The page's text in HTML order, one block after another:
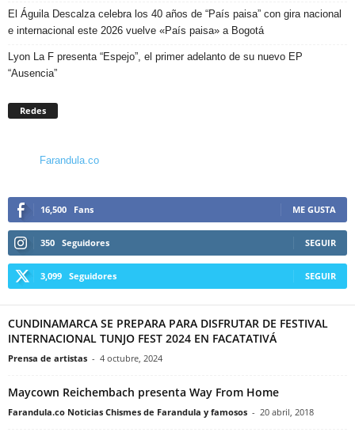
El Águila Descalza celebra los 40 años de “País paisa” con gira nacional
e internacional este 2026 vuelve «País paisa» a Bogotá
Lyon La F presenta “Espejo”, el primer adelanto de su nuevo EP
“Ausencia”
Redes
Farandula.co
16,500 Fans ME GUSTA
350 Seguidores SEGUIR
3,099 Seguidores SEGUIR
CUNDINAMARCA SE PREPARA PARA DISFRUTAR DE FESTIVAL
INTERNACIONAL TUNJO FEST 2024 EN FACATATIVÁ
Prensa de artistas - 4 octubre, 2024
Maycown Reichembach presenta Way From Home
Farandula.co Noticias Chismes de Farandula y famosos - 20 abril, 2018